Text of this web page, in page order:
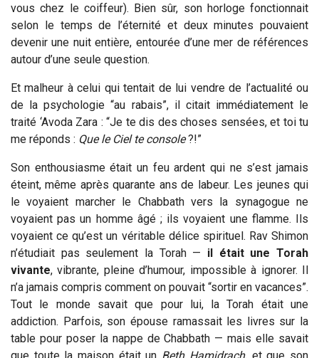
vous chez le coiffeur). Bien sûr, son horloge fonctionnait
selon le temps de l’éternité et deux minutes pouvaient
devenir une nuit entière, entourée d’une mer de références
autour d’une seule question.
Et malheur à celui qui tentait de lui vendre de l’actualité ou
de la psychologie “au rabais”, il citait immédiatement le
traité ‘Avoda Zara : “Je te dis des choses sensées, et toi tu
me réponds : Que le Ciel te console?!”
Son enthousiasme était un feu ardent qui ne s’est jamais
éteint, même après quarante ans de labeur. Les jeunes qui
le voyaient marcher le Chabbath vers la synagogue ne
voyaient pas un homme âgé ; ils voyaient une flamme. Ils
voyaient ce qu’est un véritable délice spirituel. Rav Shimon
n’étudiait pas seulement la Torah — il était une Torah
vivante, vibrante, pleine d’humour, impossible à ignorer. Il
n’a jamais compris comment on pouvait “sortir en vacances”.
Tout le monde savait que pour lui, la Torah était une
addiction. Parfois, son épouse ramassait les livres sur la
table pour poser la nappe de Chabbath — mais elle savait
que toute la maison était un Beth Hamidrach, et que son